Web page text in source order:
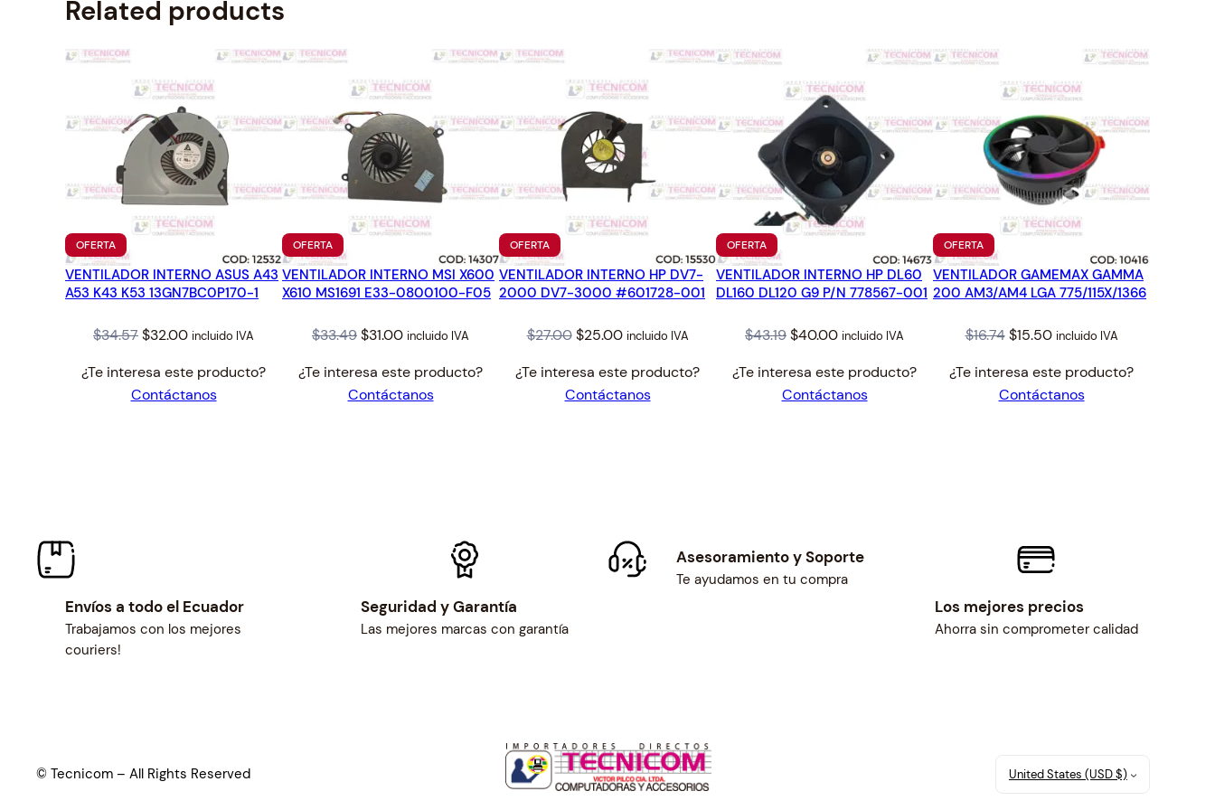
0
.
.
Related products
OFERTAPRODUCTO
EN
OFERTA
VENTILADOR INTERNO ASUS A43
A53 K43 K53 13GN7BC0P170-1
$34.57Original
was:
$34.57.
$32.00Current
is:
$32.00.
incluido IVA
¿Te interesa este producto?
Contáctanos
OFERTAPRODUCTO
EN
OFERTA
VENTILADOR INTERNO MSI X600
X610 MS1691 E33-0800100-F05
$33.49Original
was:
$33.49.
$31.00Current
is:
$31.00.
incluido IVA
¿Te interesa este producto?
Contáctanos
OFERTAPRODUCTO
EN
OFERTA
VENTILADOR INTERNO HP DV7-
2000 DV7-3000 #601728-001
$27.00 Original
was:
$27.00.
$25.00Current
is:
$25.00.
incluido IVA
¿Te interesa este producto?
Contáctanos
OFERTAPRODUCTO
EN
OFERTA
VENTILADOR INTERNO HP DL60
DL160 DL120 G9 P/N 778567-001
$43.19Original
was:
$43.19.
$40.00Current
is:
$40.00.
incluido IVA
¿Te interesa este producto?
Contáctanos
OFERTAPRODUCTO
EN
OFERTA
VENTILADOR GAMEMAX GAMMA
200 AM3/AM4 LGA 775/115X/1366
$16.74 Original
was:
$16.74.
$15.50Current
is:
$15.50.
incluido IVA
¿Te interesa este producto?
Contáctanos
Envíos a todo el Ecuador
Trabajamos con los mejores
couriers!
Seguridad y Garantía
Las mejores marcas con garantía
Asesoramiento y Soporte
Te ayudamos en tu compra
Los mejores precios
Ahorra sin comprometer calidad
© Tecnicom – All Rights Reserved United States (USD $)